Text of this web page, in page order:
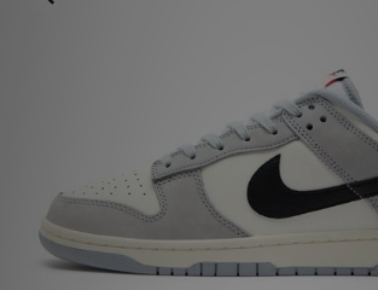
Herren
JD Exklusives